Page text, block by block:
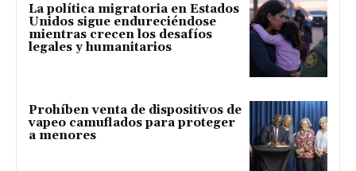
La política migratoria en Estados
Unidos sigue endureciéndose
mientras crecen los desafíos
legales y humanitarios
Prohíben venta de dispositivos de
vapeo camuflados para proteger
a menores